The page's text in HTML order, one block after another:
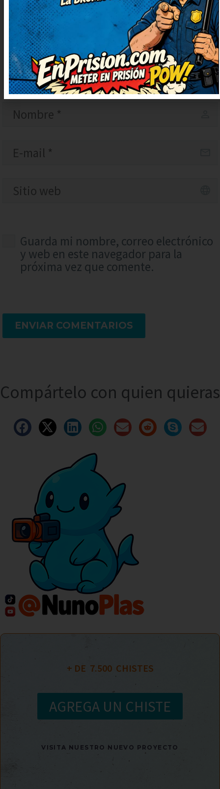
Guarda mi nombre, correo electrónico
y web en este navegador para la
próxima vez que comente.
ENVIAR COMENTARIOS
Compártelo con quien quieras
+ DE 7.500
  CHISTES
AGREGA UN CHISTE
VISITA NUESTRO NUEVO PROYECTO